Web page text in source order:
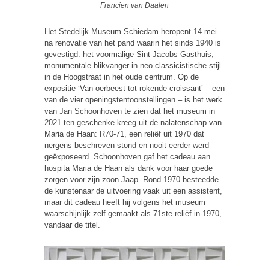
Francien van Daalen
Het Stedelijk Museum Schiedam heropent 14 mei
na renovatie van het pand waarin het sinds 1940 is
gevestigd: het voormalige Sint-Jacobs Gasthuis,
monumentale blikvanger in neo-classicistische stijl
in de Hoogstraat in het oude centrum. Op de
expositie ‘Van oerbeest tot rokende croissant’ – een
van de vier openingstentoonstellingen – is het werk
van Jan Schoonhoven te zien dat het museum in
2021 ten geschenke kreeg uit de nalatenschap van
Maria de Haan: R70-71, een reliëf uit 1970 dat
nergens beschreven stond en nooit eerder werd
geëxposeerd. Schoonhoven gaf het cadeau aan
hospita Maria de Haan als dank voor haar goede
zorgen voor zijn zoon Jaap. Rond 1970 besteedde
de kunstenaar de uitvoering vaak uit een assistent,
maar dit cadeau heeft hij volgens het museum
waarschijnlijk zelf gemaakt als 71ste reliëf in 1970,
vandaar de titel.